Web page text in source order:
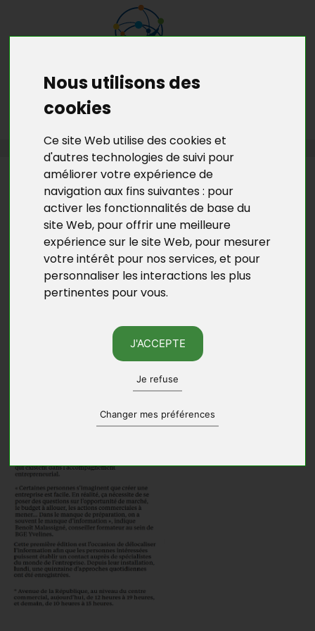
Nous utilisons des
cookies
Ce site Web utilise des cookies et
d'autres technologies de suivi pour
améliorer votre expérience de
navigation aux fins suivantes : pour
activer les fonctionnalités de base du
site Web, pour offrir une meilleure
expérience sur le site Web, pour mesurer
votre intérêt pour nos services,et pour
personnaliser les interactions les plus
pertinentes pour vous.
J'ACCEPTE
Je refuse
Changer mes préférences
MENU
ACCUEIL> L’ACTU DE BGE YVELINES>VU DANS LA PRESSE
L’ACTU DE BGE YVELINES
VU DANS LA PRESSE : MONTEZ À
BORD DU BUS DE LA CRÉATION
D'ENTREPRISE
Le Parisien, juin 2018